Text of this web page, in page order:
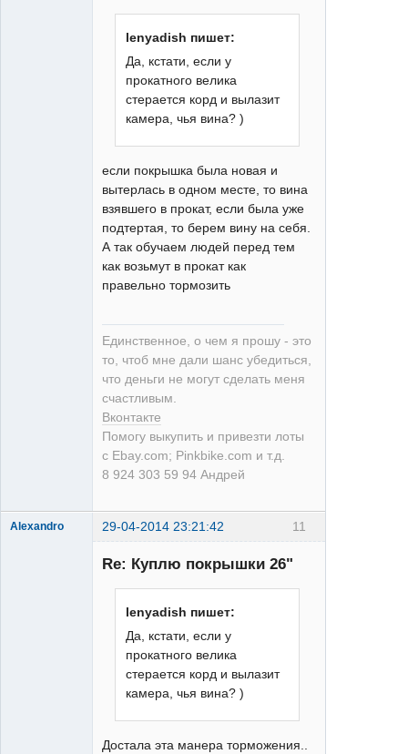
lenyadish пишет:
Да, кстати, если у
прокатного велика
стерается корд и вылазит
камера, чья вина? )
если покрышка была новая и
вытерлась в одном месте, то вина
взявшего в прокат, если была уже
подтертая, то берем вину на себя.
А так обучаем людей перед тем
как возьмут в прокат как
правельно тормозить
Единственное, о чем я прошу - это
то, чтоб мне дали шанс убедиться,
что деньги не могут сделать меня
счастливым.
Вконтакте
Помогу выкупить и привезти лоты
с Ebay.com; Pinkbike.com и т.д.
8 924 303 59 94 Андрей
11
Alexandro 29-04-2014 23:21:42
Re: Куплю покрышки 26"
lenyadish пишет:
Да, кстати, если у
прокатного велика
стерается корд и вылазит
камера, чья вина? )
Достала эта манера торможения..